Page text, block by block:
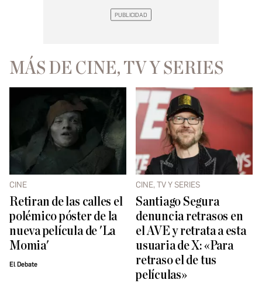
MÁS DE CINE, TV Y SERIES
CINE
Retiran de las calles el
polémico póster de la
nueva película de 'La
Momia'
El Debate
CINE, TV Y SERIES
Santiago Segura
denuncia retrasos en
el AVE y retrata a esta
usuaria de X: «Para
retraso el de tus
películas»